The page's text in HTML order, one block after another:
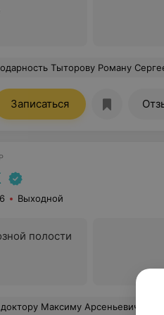
за профессионализм, необыкновенно чуткое и доброе отношение. Доктор
Записаться
Выходной
полости
Максиму Арсеньевича за